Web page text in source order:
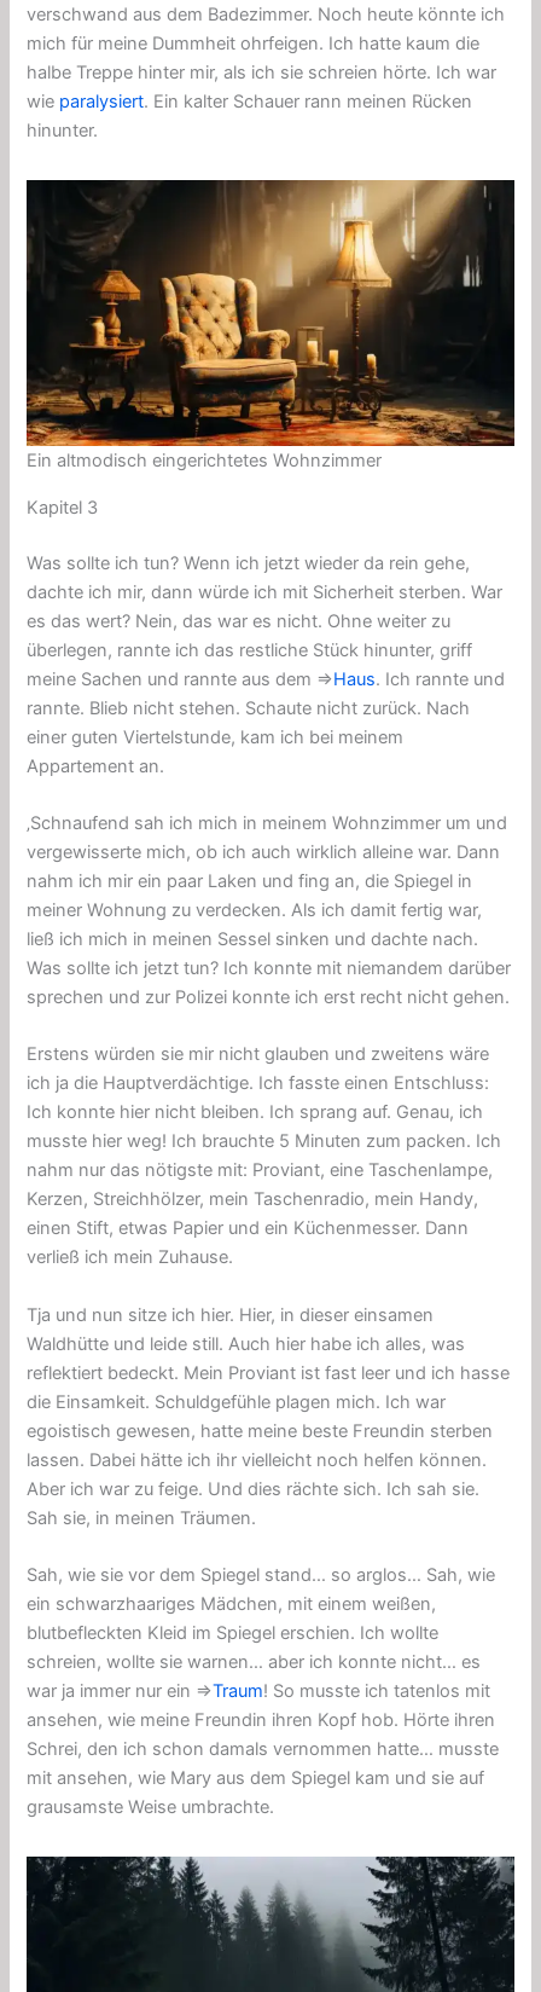
verschwand aus dem Badezimmer. Noch heute könnte ich
mich für meine Dummheit ohrfeigen. Ich hatte kaum die
halbe Treppe hinter mir, als ich sie schreien hörte. Ich war
wie paralysiert. Ein kalter Schauer rann meinen Rücken
hinunter.
Ein altmodisch eingerichtetes Wohnzimmer
Kapitel 3
Was sollte ich tun? Wenn ich jetzt wieder da rein gehe,
dachte ich mir, dann würde ich mit Sicherheit sterben. War
es das wert? Nein, das war es nicht. Ohne weiter zu
überlegen, rannte ich das restliche Stück hinunter, griff
meine Sachen und rannte aus dem ⇒Haus. Ich rannte und
rannte. Blieb nicht stehen. Schaute nicht zurück. Nach
einer guten Viertelstunde, kam ich bei meinem
Appartement an.
‚Schnaufend sah ich mich in meinem Wohnzimmer um und
vergewisserte mich, ob ich auch wirklich alleine war. Dann
nahm ich mir ein paar Laken und fing an, die Spiegel in
meiner Wohnung zu verdecken. Als ich damit fertig war,
ließ ich mich in meinen Sessel sinken und dachte nach.
Was sollte ich jetzt tun? Ich konnte mit niemandem darüber
sprechen und zur Polizei konnte ich erst recht nicht gehen.
Erstens würden sie mir nicht glauben und zweitens wäre
ich ja die Hauptverdächtige. Ich fasste einen Entschluss:
Ich konnte hier nicht bleiben. Ich sprang auf. Genau, ich
musste hier weg! Ich brauchte 5 Minuten zum packen. Ich
nahm nur das nötigste mit: Proviant, eine Taschenlampe,
Kerzen, Streichhölzer, mein Taschenradio, mein Handy,
einen Stift, etwas Papier und ein Küchenmesser. Dann
verließ ich mein Zuhause.
Tja und nun sitze ich hier. Hier, in dieser einsamen
Waldhütte und leide still. Auch hier habe ich alles, was
reflektiert bedeckt. Mein Proviant ist fast leer und ich hasse
die Einsamkeit. Schuldgefühle plagen mich. Ich war
egoistisch gewesen, hatte meine beste Freundin sterben
lassen. Dabei hätte ich ihr vielleicht noch helfen können.
Aber ich war zu feige. Und dies rächte sich. Ich sah sie.
Sah sie, in meinen Träumen.
Sah, wie sie vor dem Spiegel stand… so arglos… Sah, wie
ein schwarzhaariges Mädchen, mit einem weißen,
blutbefleckten Kleid im Spiegel erschien. Ich wollte
schreien, wollte sie warnen… aber ich konnte nicht… es
war ja immer nur ein ⇒Traum! So musste ich tatenlos mit
ansehen, wie meine Freundin ihren Kopf hob. Hörte ihren
Schrei, den ich schon damals vernommen hatte… musste
mit ansehen, wie Mary aus dem Spiegel kam und sie auf
grausamste Weise umbrachte.